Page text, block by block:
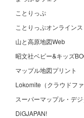
ことりっぷ
ことりっぷオンライン
山と高原地図Web
昭文社ベビー&キッズ
マップル地図プリント
Lokomite（クラウドフ
スーパーマップル・デ
DiGJAPAN!